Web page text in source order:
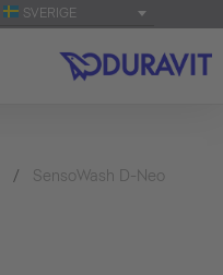
SVERIGE
SensoWash D-Neo